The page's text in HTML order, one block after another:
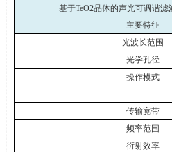
基于TeO2晶体的声光可调谐滤
主要特征
光波长范围
光学孔径
操作模式
传输宽带
频率范围
衍射效率